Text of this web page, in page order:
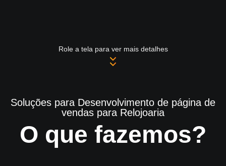
Role a tela para ver mais detalhes
Soluções para Desenvolvimento de página de
vendas para Relojoaria
O que fazemos?